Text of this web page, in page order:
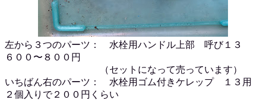
左から３つのパーツ： 水栓用ハンドル上部 呼び１３
６００〜８００円
（セットになって売っています）
いちばん右のパーツ： 水栓用ゴム付きケレップ １３用
２個入りで２００円くらい